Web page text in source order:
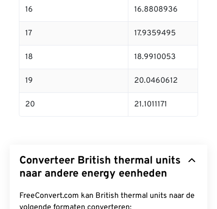
16 16.8808936
17 17.9359495
18 18.9910053
19 20.0460612
20 21.1011171
Converteer British thermal units
naar andere energy eenheden
FreeConvert.com kan British thermal units naar de